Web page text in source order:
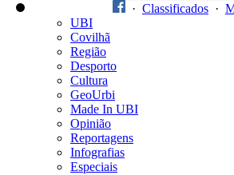
· Classificados ·
UBI
Covilhã
Região
Desporto
Cultura
GeoUrbi
Made In UBI
Opinião
Reportagens
Infografias
Especiais